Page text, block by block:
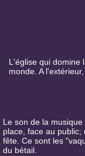
L'église qui domine
monde. A
Le son de la
place, face au
fête. Ce sont les
du bétail.